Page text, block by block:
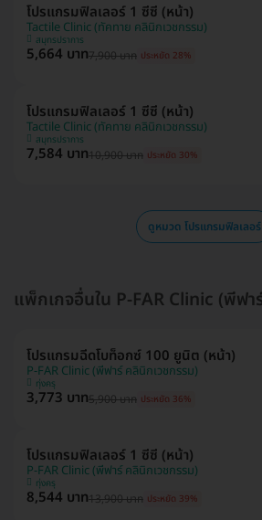
โปรแกรมฟิลเลอร์ 1 ซีซี (หน้า)
Tactile Clinic (ทัคทาย คลินิกเวชกรรม)
สมุทรปราการ
5,664 บาท7,900 บาท ประหยัด 28%
โปรแกรมฟิลเลอร์ 1 ซีซี (หน้า)
Tactile Clinic (ทัคทาย คลินิกเวชกรรม)
สมุทรปราการ
7,584 บาท10,900 บาท ประหยัด 30%
ดูหมวด โปรแกรมฟิลเลอร์
แพ็กเกจอื่นใน P-FAR Clinic (พีฟ
โปรแกรมฉีดโบท็อกซ์ 100 ยูนิต (หน้า)
P-FAR Clinic (พีฟาร์ คลินิกเวชกรรม)
ทุ่งครุ
3,773 บาท5,900 บาท ประหยัด 36%
โปรแกรมฟิลเลอร์ 1 ซีซี (หน้า)
P-FAR Clinic (พีฟาร์ คลินิกเวชกรรม)
ทุ่งครุ
8,544 บาท13,900 บาท ประหยัด 39%